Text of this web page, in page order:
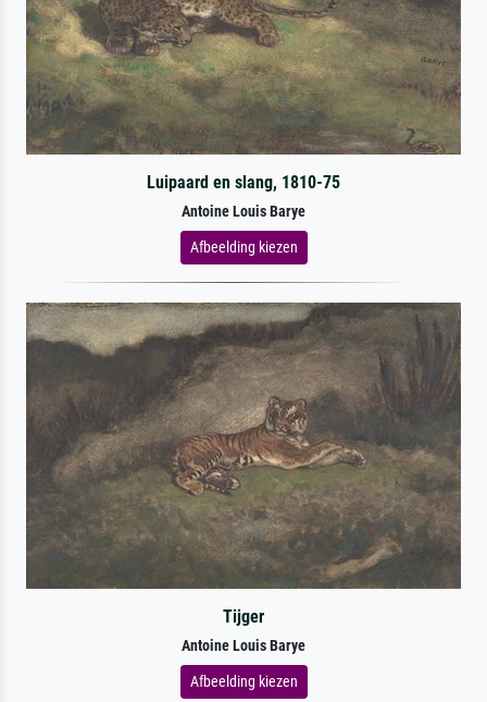
Luipaard en slang, 1810-75
Antoine Louis Barye
Afbeelding kiezen
Tijger
Antoine Louis Barye
Afbeelding kiezen